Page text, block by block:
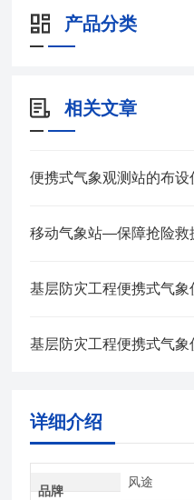
产品分类
相关文章
便携式气象观测站的布
详细介绍
品牌
风途